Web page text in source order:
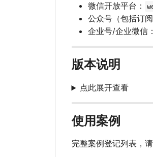
微信开放平台：
公众号（包括订
企业号/企业微信：
版本说明
点此展开查看
使用案例
完整案例登记列表，请